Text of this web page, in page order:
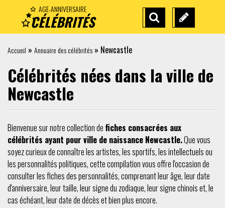
AGE-ANNIVERSAIRE
CÉLÉBRITÉS
RECHERCHE SUGGÉREZ
Accueil » Annuaire des célébrités » Newcastle
Célébrités nées dans la ville de
Newcastle
Bienvenue sur notre collection de fiches consacrées aux
célébrités ayant pour ville de naissance Newcastle.Que vous
soyez curieux de connaître les artistes, les sportifs, les intellectuels ou
les personnalités politiques, cette compilation vous offre l'occasion de
consulter les fiches des personnalités, comprenant leur âge, leur date
d'anniversaire, leur taille, leur signe du zodiaque, leur signe chinois et, le
cas échéant, leur date de décès et bien plus encore.